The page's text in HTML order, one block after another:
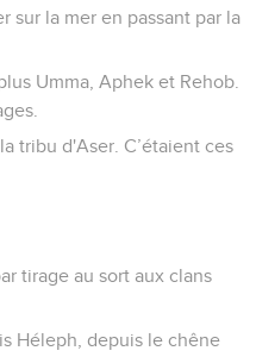
sur la mer en passant par la
Umma, Aphek et Rehob.
tribu d'Aser. C’étaient ces
tirage au sort aux clans
Héleph, depuis le chêne